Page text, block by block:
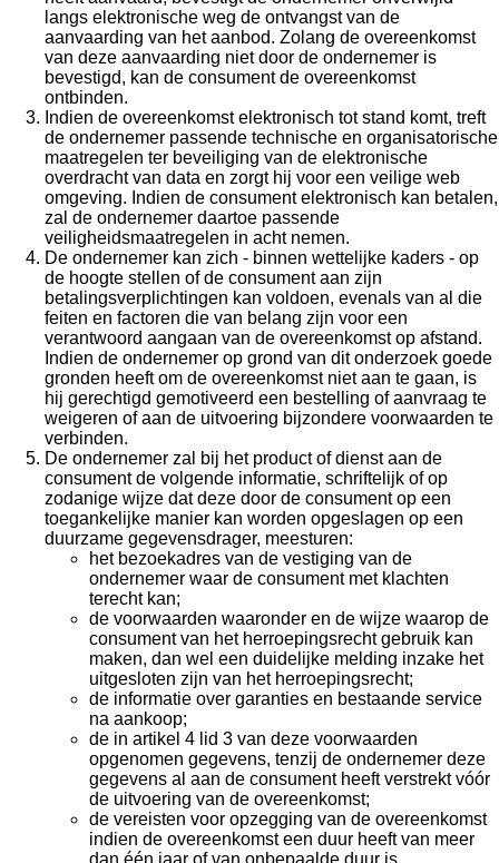
langs elektronische weg de ontvangst van de
aanvaarding van het aanbod. Zolang de overeenkomst
van deze aanvaarding niet door de ondernemer is
bevestigd, kan de consument de overeenkomst
ontbinden.
Indien de overeenkomst elektronisch tot stand komt, treft
de ondernemer passende technische en organisatorische
maatregelen ter beveiliging van de elektronische
overdracht van data en zorgt hij voor een veilige web
omgeving. Indien de consument elektronisch kan betalen,
zal de ondernemer daartoe passende
veiligheidsmaatregelen in acht nemen.
De ondernemer kan zich - binnen wettelijke kaders - op
de hoogte stellen of de consument aan zijn
betalingsverplichtingen kan voldoen, evenals van al die
feiten en factoren die van belang zijn voor een
verantwoord aangaan van de overeenkomst op afstand.
Indien de ondernemer op grond van dit onderzoek goede
gronden heeft om de overeenkomst niet aan te gaan, is
hij gerechtigd gemotiveerd een bestelling of aanvraag te
weigeren of aan de uitvoering bijzondere voorwaarden te
verbinden.
De ondernemer zal bij het product of dienst aan de
consument de volgende informatie, schriftelijk of op
zodanige wijze dat deze door de consument op een
toegankelijke manier kan worden opgeslagen op een
duurzame gegevensdrager, meesturen:
het bezoekadres van de vestiging van de
ondernemer waar de consument met klachten
terecht kan;
de voorwaarden waaronder en de wijze waarop de
consument van het herroepingsrecht gebruik kan
maken, dan wel een duidelijke melding inzake het
uitgesloten zijn van het herroepingsrecht;
de informatie over garanties en bestaande service
na aankoop;
de in artikel 4 lid 3 van deze voorwaarden
opgenomen gegevens, tenzij de ondernemer deze
gegevens al aan de consument heeft verstrekt vóór
de uitvoering van de overeenkomst;
de vereisten voor opzegging van de overeenkomst
indien de overeenkomst een duur heeft van meer